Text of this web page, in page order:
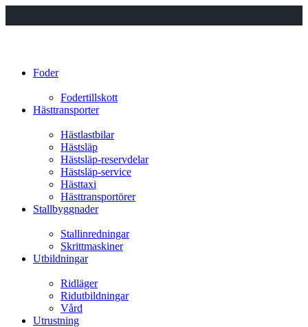
Foder
Fodertillskott
Hästtransporter
Hästlastbilar
Hästsläp
Hästsläp-reservdelar
Hästsläp-service
Hästtaxi
Hästtransportörer
Stallbyggnader
Stallinredningar
Skrittmaskiner
Utbildningar
Ridläger
Ridutbildningar
Vård
Utrustning